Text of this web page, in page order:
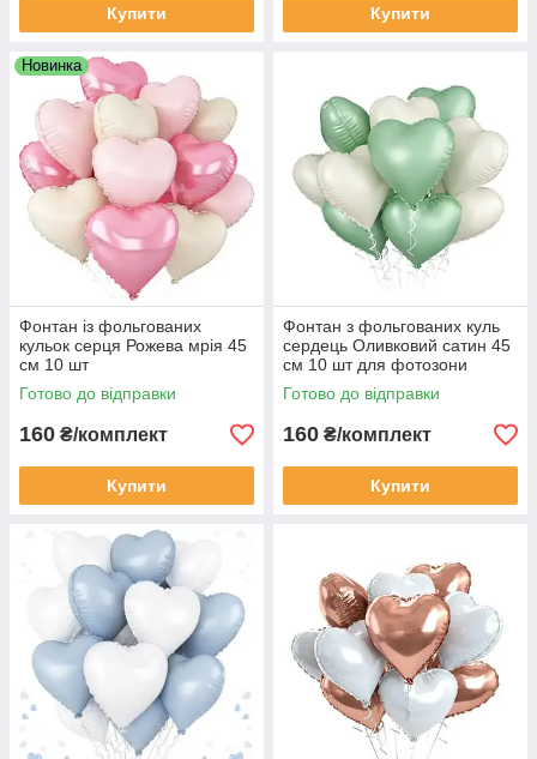
Купити Купити
Новинка
Фонтан із фольгованих
кульок серця Рожева мрія 45
см 10 шт
Готово до відправки
160 ₴/комплект
Купити
Фонтан з фольгованих куль
сердець Оливковий сатин 45
см 10 шт для фотозони
Готово до відправки
160 ₴/комплект
Купити